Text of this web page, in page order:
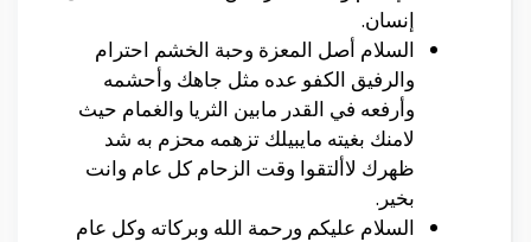
إنسان.
السلام أصل المعزة وحبة الخشم احترام
والرفيق الكفو عده مثل جاهك وأحشمه
وأرفعه في القدر مابين الثريا والغمام حيث
لامنك بغيته مايبيلك تزهمه محزم به شد
ظهرك لاألتقوا وقت الزحام كل عام وانت
بخير.
السلام عليكم ورحمة الله وبركاته وكل عام